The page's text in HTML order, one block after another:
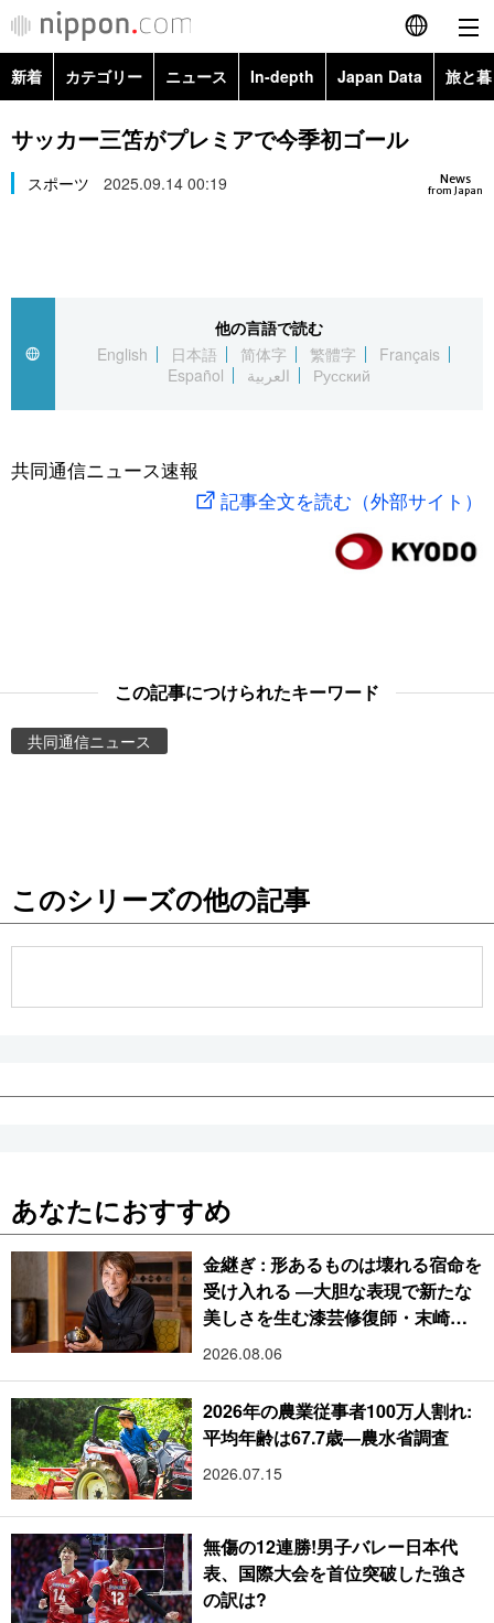
English
简体字
العربية
社会
旅と暮らし
東京
新着 カテゴリー ニュース In-depth Japan Data 旅と
政治・外交
経済・ビジネス
社会
文化
科学・技術
暮らし
Images
お知らせ
サッカー三笘がプレミアで今季初ゴール
News
from Japan
スポーツ 2025.09.14 00:19
他の言語で読む
English
日本語 简体字 繁體字
Français
Español
العربية Русский
共同通信ニュース速報
記事全文を読む（外部サイト）
この記事につけられたキーワード
共同通信ニュース
このシリーズの他の記事
あなたにおすすめ
金継ぎ : 形あるものは壊れる宿命を
受け入れる ―大胆な表現で新たな
美しさを生む漆芸修復師・末崎広
樹
2026.08.06
2026年の農業従事者100万人割れ:
平均年齢は67.7歳―農水省調査
2026.07.15
無傷の12連勝!男子バレー日本代
表、国際大会を首位突破した強さ
の訳は?